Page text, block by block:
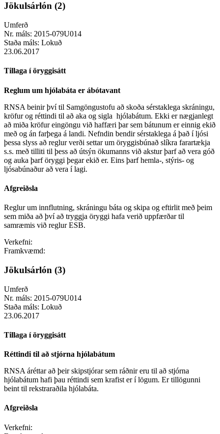
Jökulsárlón (2)
Umferð
Nr. máls: 2015-079U014
Staða máls: Lokuð
23.06.2017
Tillaga í öryggisátt
Reglum um hjólabáta er ábótavant
RNSA beinir því til Samgöngustofu að skoða sérstaklega skráningu,
kröfur og réttindi til að aka og sigla hjólabátum. Ekki er nægjanlegt
að miða kröfur eingöngu við haffæri þar sem bátunum er einnig ekið
með og án farþega á landi. Nefndin bendir sérstaklega á það í ljósi
þessa slyss að reglur verði settar um öryggisbúnað slíkra farartækja
s.s. með tilliti til þess að útsýn ökumanns við akstur þarf að vera góð
og auka þarf öryggi þegar ekið er. Eins þarf hemla-, stýris- og
ljósabúnaður að vera í lagi.
Afgreiðsla
Reglur um innflutning, skráningu báta og skipa og eftirlit með þeim
sem miða að því að tryggja öryggi hafa verið uppfærðar til
samræmis við reglur ESB.
Verkefni:
Framkvæmd:
Jökulsárlón (3)
Umferð
Nr. máls: 2015-079U014
Staða máls: Lokuð
23.06.2017
Tillaga í öryggisátt
Réttindi til að stjórna hjólabátum
RNSA áréttar að þeir skipstjórar sem ráðnir eru til að stjórna
hjólabátum hafi þau réttindi sem krafist er í lögum. Er tillögunni
beint til rekstraraðila hjólabáta.
Afgreiðsla
Verkefni: